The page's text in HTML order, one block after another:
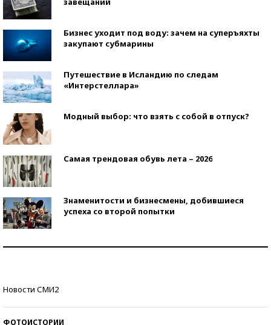
Бизнес уходит под воду: зачем на суперъяхты
закупают субмарины
Путешествие в Исландию по следам
«Интерстеллара»
Модный выбор: что взять с собой в отпуск?
Самая трендовая обувь лета – 2026
Знаменитости и бизнесмены, добившиеся
успеха со второй попытки
Новости СМИ2
ФОТОИСТОРИИ